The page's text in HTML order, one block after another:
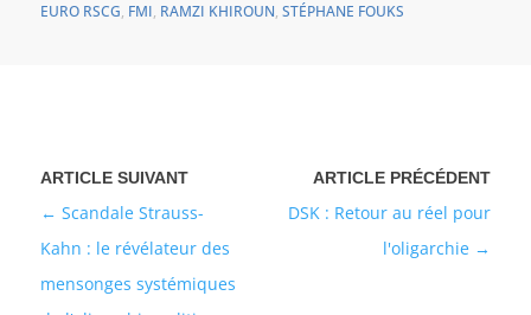
EURO RSCG, FMI, RAMZI KHIROUN, STÉPHANE FOUKS
DSK : Retour au réel pour
l'oligarchie
Scandale Strauss-
Kahn : le révélateur des
mensonges systémiques